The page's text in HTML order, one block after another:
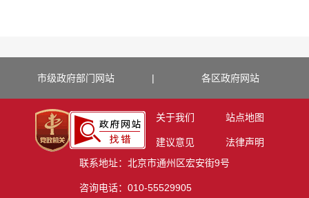
市级政府部门网站 | 各区政府网站
关于我们 站点地图
建议意见
法律声明
联系地址：北京市通州区宏安街9号
咨询电话：010-55529905